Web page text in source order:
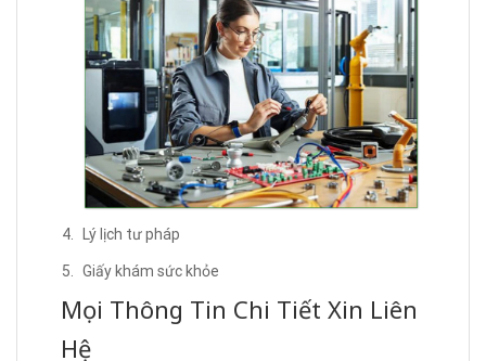
Lý lịch tư pháp
Giấy khám sức khỏe
Mọi Thông Tin Chi Tiết Xin Liên
Hệ